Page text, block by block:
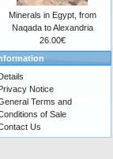
Minerals in Egypt, from
Naqada to Alexandria
26.00€
Notice
Terms and
of Sale
Us